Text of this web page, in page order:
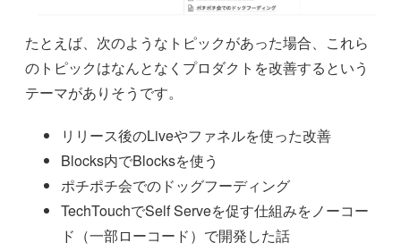
たとえば、次のようなトピックがあった場合、これら
のトピックはなんとなくプロダクトを改善するという
テーマがありそうです。
リリース後のLiveやファネルを使った改善
Blocks内でBlocksを使う
ポチポチ会でのドッグフーディング
TechTouchでSelf Serveを促す仕組みをノーコー
ド（一部ローコード）で開発した話